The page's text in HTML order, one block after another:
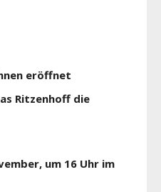
eröffnet
Ritzenhoff die
um 16 Uhr im